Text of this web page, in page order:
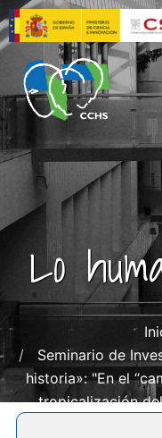
Pasar
al
contenido
principal
Lo
Seminario de
historia»: "En el
tropicalización